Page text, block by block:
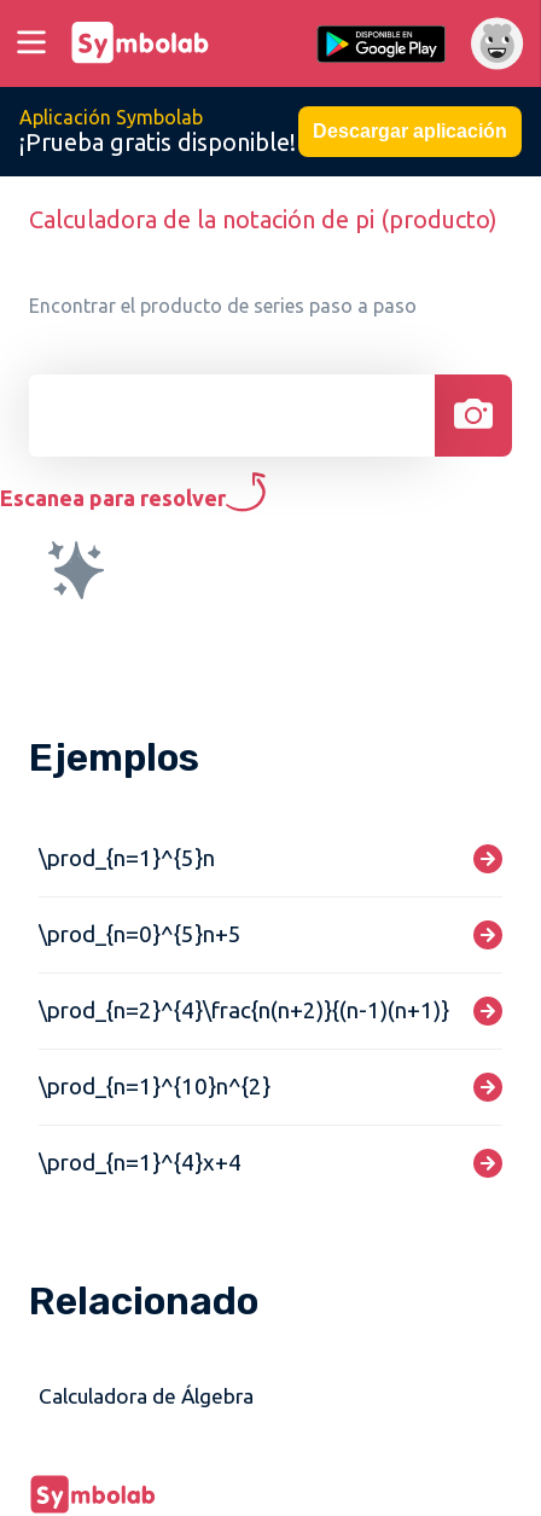
Aplicación Symbolab
¡Prueba gratis disponible! Descargar aplicación
Calculadora de la notación de pi (producto)
Encontrar el producto de series paso a paso
Escanea para resolver
Ejemplos
\prod_{n=1}^{5}n
\prod_{n=0}^{5}n+5
\prod_{n=2}^{4}\frac{n(n+2)}{(n-1)(n+1)}
\prod_{n=1}^{10}n^{2}
\prod_{n=1}^{4}x+4
Relacionado
Calculadora de Álgebra